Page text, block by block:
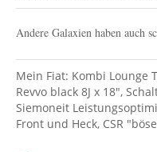
Andere Galaxien haben auch
Mein Fiat: Kombi Lounge
Revvo black 8J x 18",
Siemoneit
Front und Heck, CSR